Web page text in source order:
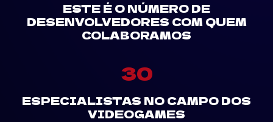
ESTE É O NÚMERO DE
DESENVOLVEDORES COM QUEM
COLABORAMOS
30
ESPECIALISTAS NO CAMPO DOS
VIDEOGAMES